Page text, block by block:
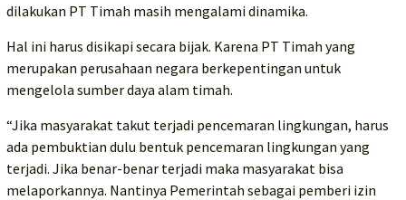
dilakukan PT Timah masih mengalami dinamika.
Hal ini harus disikapi secara bijak. Karena PT Timah yang
merupakan perusahaan negara berkepentingan untuk
mengelola sumber daya alam timah.
“Jika masyarakat takut terjadi pencemaran lingkungan, harus
ada pembuktian dulu bentuk pencemaran lingkungan yang
terjadi. Jika benar-benar terjadi maka masyarakat bisa
melaporkannya. Nantinya Pemerintah sebagai pemberi izin